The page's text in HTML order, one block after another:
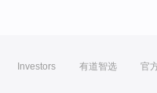
Investors 有道智选 官